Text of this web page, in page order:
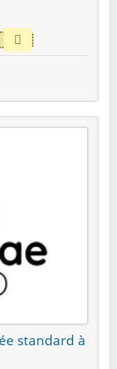
standard à